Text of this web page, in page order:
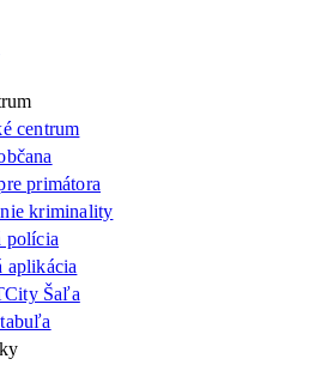
centrum
primátora
kriminality
polícia
aplikácia
Šaľa